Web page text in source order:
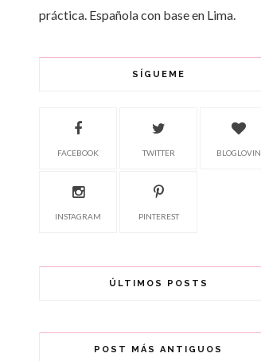
práctica. Española con base en Lima.
SÍGUEME
FACEBOOK TWITTER BLOGLOVIN
INSTAGRAM PINTEREST
ÚLTIMOS POSTS
POST MÁS ANTIGUOS